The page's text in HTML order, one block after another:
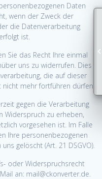
Daten
wenn der Zweck der
die Datenverarbeitung
ist.
Sie das Recht Ihre einmal
uns zu widerrufen. Dies
die auf dieser
nicht mehr fortführen dürfen.
gegen die Verarbeitung
Widerspruch zu erheben,
vorgesehen ist. Im Falle
Ihre personenbezogenen
gelöscht (Art. 21 DSGVO).
oder Widerspruchsrecht
an: mail@ckonverter.de.